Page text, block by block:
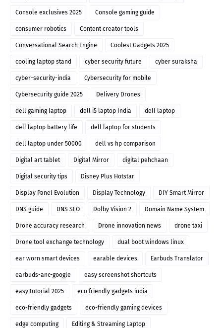
Console exclusives 2025 Console gaming guide
consumer robotics Content creator tools
Conversational Search Engine Coolest Gadgets 2025
cooling laptop stand cyber security future cyber suraksha
cyber-security-india Cybersecurity for mobile
Cybersecurity guide 2025 Delivery Drones
dell gaming laptop dell i5 laptop India dell laptop
dell laptop battery life dell laptop for students
dell laptop under 50000 dell vs hp comparison
Digital art tablet Digital Mirror digital pehchaan
Digital security tips Disney Plus Hotstar
Display Panel Evolution Display Technology DIY Smart Mirror
DNS guide DNS SEO Dolby Vision 2 Domain Name System
Drone accuracy research Drone innovation news drone taxi
Drone tool exchange technology dual boot windows linux
ear worn smart devices earable devices Earbuds Translator
earbuds-anc-google easy screenshot shortcuts
easy tutorial 2025 eco friendly gadgets india
eco-friendly gadgets eco-friendly gaming devices
edge computing Editing & Streaming Laptop